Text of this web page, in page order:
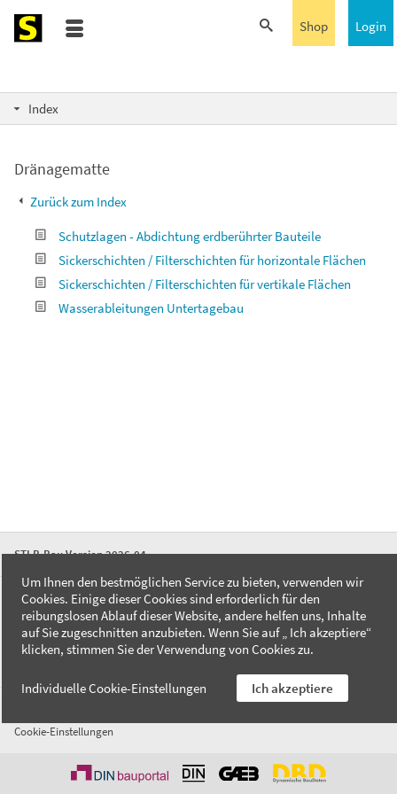
Login
Shop
Index
Dränagematte
Zurück zum Index
Schutzlagen - Abdichtung erdberührter Bauteile
Sickerschichten / Filterschichten für horizontale Flächen
Sickerschichten / Filterschichten für vertikale Flächen
Wasserableitungen Untertagebau
STLB-Bau Version 2026-04
FAQ
Kontakt
Datenschutzerklärung
Cookie-Einstellungen
Um Ihnen den bestmöglichen Service zu bieten, verwenden wir
Cookies. Einige dieser Cookies sind erforderlich für den
reibungslosen Ablauf dieser Website, andere helfen uns, Inhalte
auf Sie zugeschnitten anzubieten. Wenn Sie auf „ Ich akzeptiere“
klicken, stimmen Sie der Verwendung von Cookies zu.
Individuelle Cookie-Einstellungen Ich akzeptiere